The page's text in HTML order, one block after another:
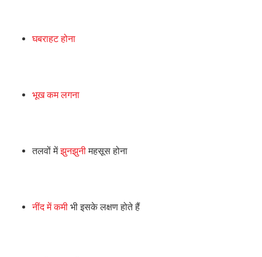
घबराहट होना
भूख कम लगना
तलवों मेंझुनझुनीमहसूस होना
नींद में कमी भी इसके लक्षण होते हैं